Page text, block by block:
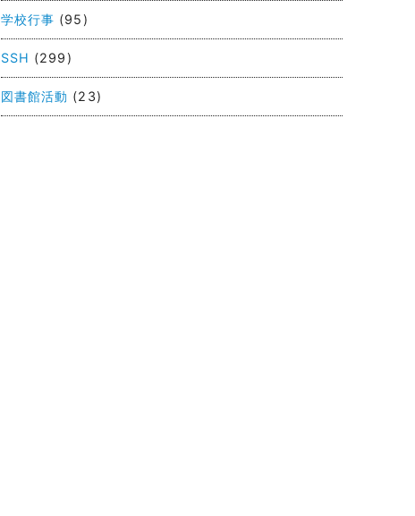
学校行事 (95)
SSH (299)
図書館活動 (23)